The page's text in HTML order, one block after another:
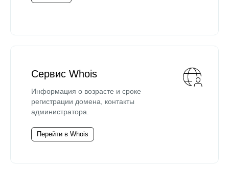
Сервис Whois
Информация о возрасте и сроке
регистрации домена, контакты
администратора.
Перейти в Whois